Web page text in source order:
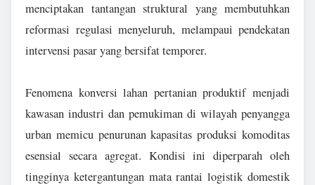
menciptakan tantangan struktural yang membutuhkan
reformasi regulasi menyeluruh, melampaui pendekatan
intervensi pasar yang bersifat temporer.
Fenomena konversi lahan pertanian produktif menjadi
kawasan industri dan pemukiman di wilayah penyangga
urban memicu penurunan kapasitas produksi komoditas
esensial secara agregat. Kondisi ini diperparah oleh
tingginya ketergantungan mata rantai logistik domestik